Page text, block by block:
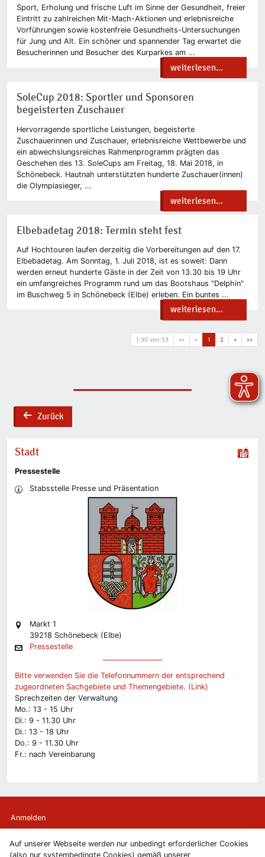
Auf unserer Webseite werden nur unbedingt erforderlicher Cookies
(also nur systembedingte Cookies) gemäß unserer
Sport, Erholung und frische Luft im Sinne der Gesundheit, freier
Eintritt zu zahlreichen Mit-Mach-Aktionen und erlebnisreiche
Vorführungen sowie kostenfreie Gesundheits-Untersuchungen
für Jung und Alt. Ein schöner und spannender Tag erwartet die
Besucherinnen und Besucher des Kurparkes am ...
weiterlesen...
SoleCup 2018: Sportler und Sponsoren
begeisterten Zuschauer
Hervorragende sportliche Leistungen, begeisterte
Zuschauerinnen und Zuschauer, erlebnisreiche Wettbewerbe und
ein abwechslungsreiches Rahmenprogramm prägten das
Geschehen des 13. SoleCups am Freitag, 18. Mai 2018, in
Schönebeck. Hautnah unterstützten hunderte Zuschauer(innen)
die Olympiasieger, ...
weiterlesen...
Elbebadetag 2018: Termin steht fest
Auf Hochtouren laufen derzeitig die Vorbereitungen auf den 17.
Elbebadetag. Am Sonntag, 1. Juli 2018, ist es soweit: Dann
werden erneut hunderte Gäste in der Zeit von 13.30 bis 19 Uhr
ein umfangreiches Programm rund um das Bootshaus "Delphin"
im Buschweg 5 in Schönebeck (Elbe) erleben. Ein buntes ...
weiterlesen...
1-30 von 53 «« « 1 2 » »»
backZurück
Stadt
Pressestelle
Stabsstelle Presse und Präsentation
Markt 1
39218 Schönebeck (Elbe)
Pressestelle
Bitte verwenden Sie die Telefonnummern der entsprechend
zugeordneten Sachgebiete und Themengebiete. (Link)
Sprechzeiten der Verwaltung
Mo.: 13 - 15 Uhr
Di.: 9 - 11.30 Uhr
Di.: 13 - 18 Uhr
Do.: 9 - 11.30 Uhr
Fr.: nach Vereinbarung
Anmelden
Kontakt